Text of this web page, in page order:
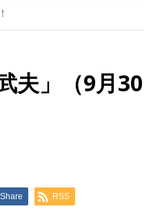
夫」（9月
Share RSS